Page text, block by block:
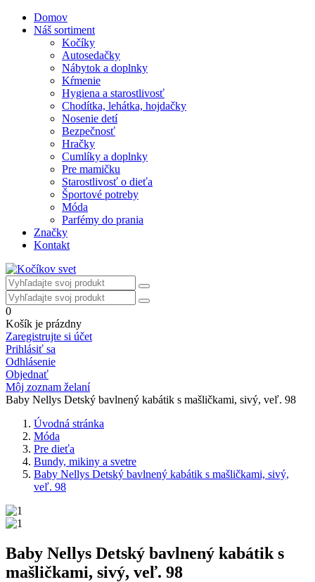
Domov
Náš sortiment
Kočíky
Autosedačky
Nábytok a doplnky
Kŕmenie
Hygiena a starostlivosť
Chodítka, lehátka, hojdačky
Nosenie detí
Bezpečnosť
Hračky
Cumlíky a doplnky
Pre mamičku
Starostlivosť o dieťa
Športové potreby
Móda
Parfémy do prania
Značky
Kontakt
0
Košík je prázdny
Zaregistrujte si účet
Prihlásiť sa
Odhlásenie
Objednať
Môj zoznam želaní
Baby Nellys Detský bavlnený kabátik s mašličkami, sivý, veľ. 98
Úvodná stránka
Móda
Pre dieťa
Bundy, mikiny a svetre
Baby Nellys Detský bavlnený kabátik s mašličkami, sivý,
veľ. 98
Baby Nellys Detský bavlnený kabátik s
mašličkami, sivý, veľ. 98